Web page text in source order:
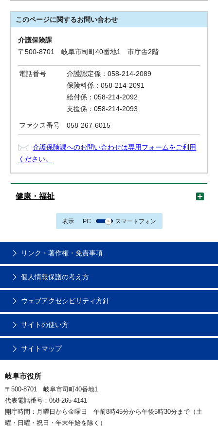
このページに関するお問い合わせ
介護保険課
〒500-8701 岐阜市司町40番地1 市庁舎2階
電話番号
介護認定係：058-214-2089
保険料係：058-214-2091
給付係：058-214-2092
支援係：058-214-2093
ファクス番号 058-267-6015
介護保険課へのお問い合わせは専用フォームをご利用
ください。
健康・福祉
表示 PC スマートフォン
リンク・著作権・免責事項
個人情報保護の考え方
ウェブアクセシビリティ方針
サイトの使い方
サイトマップ
岐阜市役所
〒500-8701 岐阜市司町40番地1
代表電話番号：058-265-4141
開庁時間：月曜日から金曜日 午前8時45分から午後5時30分まで（土
曜・日曜・祝日・年末年始を除く）